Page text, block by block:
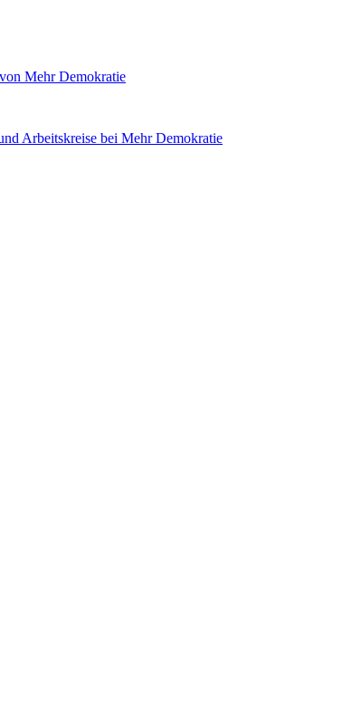
Mehr Demokratie
Arbeitskreise bei Mehr Demokratie